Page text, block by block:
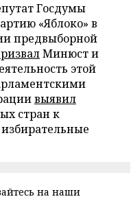
Госдумы
«Яблоко» в
предвыборной
Минюст и
этой
выявил
стран к
на наши